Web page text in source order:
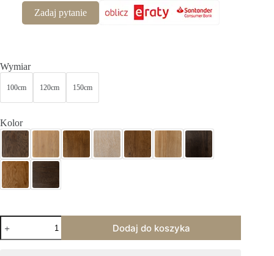
Zadaj pytanie
Wymiar
100cm 120cm 150cm
Kolor
Dodaj do koszyka